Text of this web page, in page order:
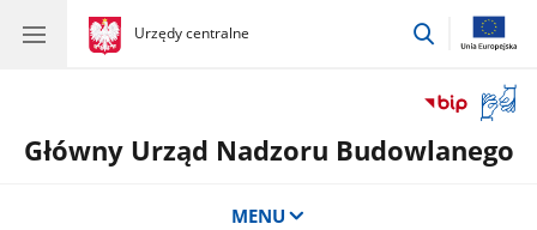
gov.pl
Urzędy centralne
gov.pl
Urzędy
przejdź
okno
z
Główny Urząd Nadzoru Budowlanego
MENU